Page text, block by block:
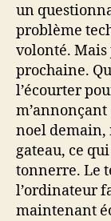
un
problème
volonté. Mais
prochaine.
l’écourter
noel demain,
gateau, ce
tonnerre. Le
l’ordinateur
maintenant